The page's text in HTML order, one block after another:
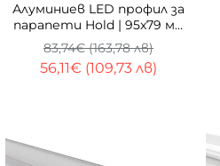
Алуминиев LED профил за
парапети Hold | 95x79 мм
| 1 метър | анодизиран
56,11€ (109,73 лв)
83,74€ (163,78 лв)